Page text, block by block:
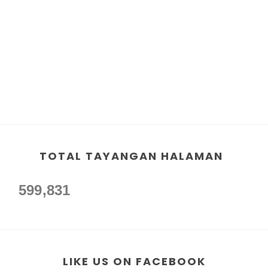
TOTAL TAYANGAN HALAMAN
599,831
LIKE US ON FACEBOOK